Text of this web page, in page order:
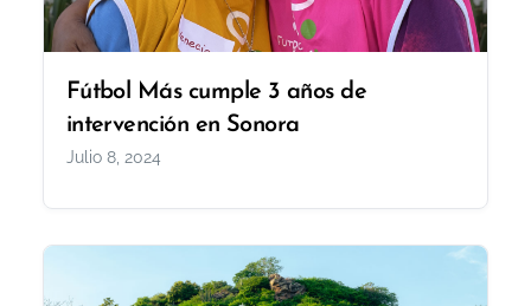
Fútbol Más cumple 3 años de
intervención en Sonora
Julio 8, 2024